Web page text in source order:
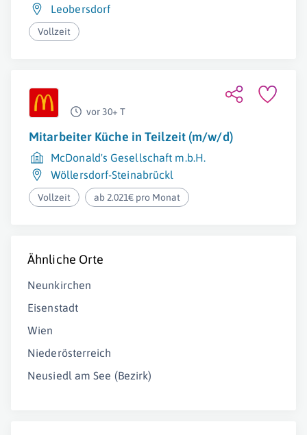
Leobersdorf
Vollzeit
vor 30+ T
Mitarbeiter Küche in Teilzeit (m/w/d)
McDonald's Gesellschaft m.b.H.
Wöllersdorf-Steinabrückl
Vollzeit ab 2.021€ pro Monat
Ähnliche Orte
Neunkirchen
Eisenstadt
Wien
Niederösterreich
Neusiedl am See (Bezirk)